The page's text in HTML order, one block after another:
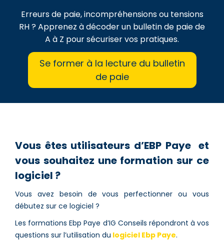
Erreurs de paie, incompréhensions ou tensions
RH ? Apprenez à décoder un bulletin de paie de
A à Z pour sécuriser vos pratiques.
Se former à la lecture du bulletin
de paie
Vous êtes utilisateurs d’EBP Paye et
vous souhaitez une formation sur ce
logiciel ?
Vous avez besoin de vous perfectionner ou vous
débutez sur ce logiciel ?
Les formations Ebp Paye d’IG Conseils répondront à vos
questions sur l’utilisation du logiciel Ebp Paye.